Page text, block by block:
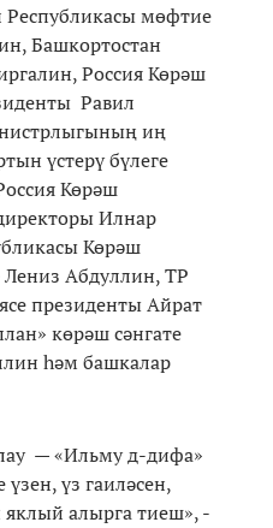
мөфтие
Башкортостан
Россия Көрәш
Равил
иң
үстерү бүлеге
Көрәш
Илнар
Көрәш
Лениз Абдуллин, ТР
президенты Айрат
көрәш сәнгате
һәм башкалар
— «Ильму д-дифа»
үз гаиләсен,
алырга тиеш», -